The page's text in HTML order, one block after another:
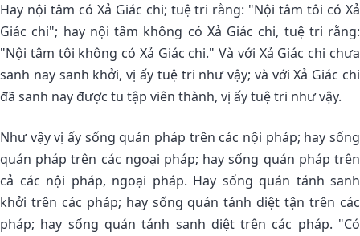
Hay nội tâm có Xả Giác chi; tuệ tri rằng: "Nội tâm tôi có Xả
Giác chi"; hay nội tâm không có Xả Giác chi, tuệ tri rằng:
"Nội tâm tôi không có Xả Giác chi." Và với Xả Giác chi chưa
sanh nay sanh khởi, vị ấy tuệ tri như vậy; và với Xả Giác chi
đã sanh nay được tu tập viên thành, vị ấy tuệ tri như vậy.
Như vậy vị ấy sống quán pháp trên các nội pháp; hay sống
quán pháp trên các ngoại pháp; hay sống quán pháp trên
cả các nội pháp, ngoại pháp. Hay sống quán tánh sanh
khởi trên các pháp; hay sống quán tánh diệt tận trên các
pháp; hay sống quán tánh sanh diệt trên các pháp. "Có